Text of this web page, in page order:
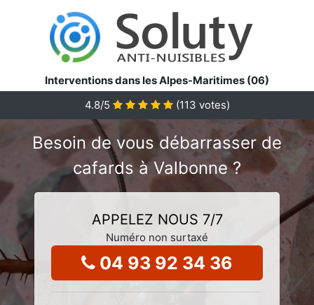
Interventions dans les Alpes-Maritimes (06)
4.8/5 (113 votes)
Besoin de vous débarrasser de
cafards à Valbonne ?
APPELEZ NOUS 7/7
Numéro non surtaxé
04 93 92 34 36